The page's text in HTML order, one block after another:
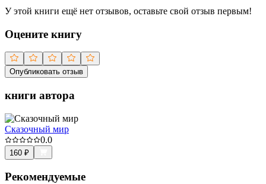
У этой книги ещё нет отзывов, оставьте свой отзыв первым!
Оцените книгу
Опубликовать отзыв
книги автора
Сказочный мир
0.0
160 ₽
Рекомендуемые